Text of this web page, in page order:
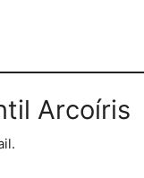
Arcoíris